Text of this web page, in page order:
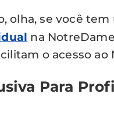
olha, se você
na
o acesso
Para